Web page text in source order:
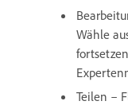
Wähle
Teilen –